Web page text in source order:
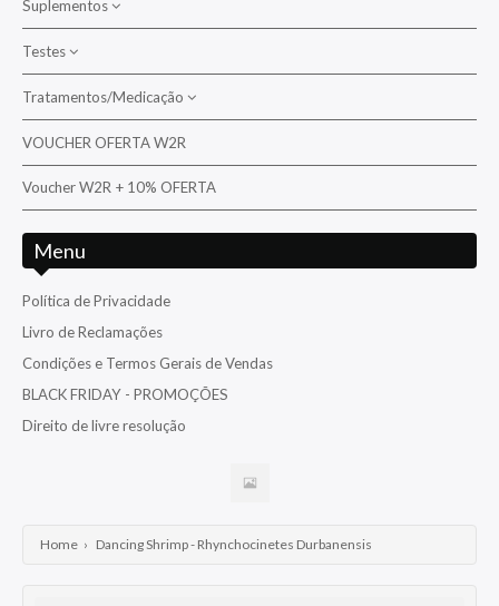
Cirurgiões/Tangs
Diversos
Falcão
Folha/Filefish
Moreias
Palhaços
Papagaios - Papagaios anões
Triggers
Suplementos
Bactérias
Suplementos para corais
Suplementos para peixes
Testes
Aquarium Systems
Ati
D-D The Aquarium Solution
Hanna
Nyos
Red Sea
Reef Factory
Tratamentos/Medicação
Tratamento/Medicação da água/Pragas
Tratamento/Medicação para peixes e corais
VOUCHER OFERTA W2R
Voucher W2R + 10% OFERTA
Menu
Política de Privacidade
Livro de Reclamações
Condições e Termos Gerais de Vendas
BLACK FRIDAY - PROMOÇÕES
Direito de livre resolução
Home › Dancing Shrimp - Rhynchocinetes Durbanensis